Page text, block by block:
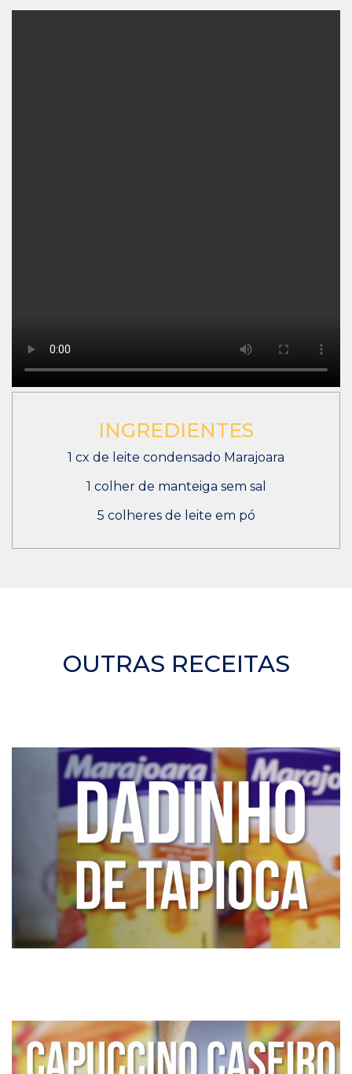
INGREDIENTES
1 cx de leite condensado Marajoara
1 colher de manteiga sem sal
5 colheres de leite em pó
OUTRAS RECEITAS